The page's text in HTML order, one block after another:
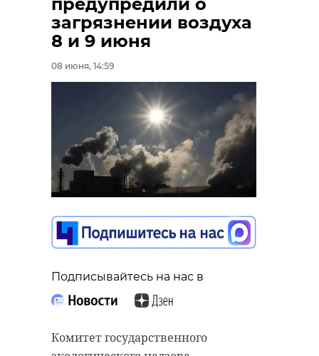
предупредили о
загрязнении воздуха
8 и 9 июня
08 июня, 14:59
Подписывайтесь на нас в
Комитет государственного